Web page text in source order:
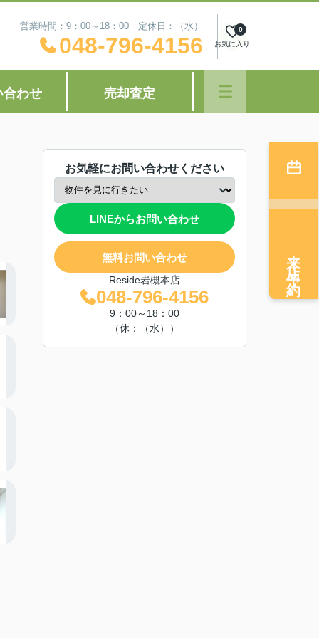
営業時間：9：00～18：00 定休日：（水）
048-796-4156 お気に入り
0
合わせ 売却査定
お気軽にお問い合わせください
LINEからお問い合わせ
無料お問い合わせ
Reside岩槻本店
048-796-4156
9：00～18：00
（休：（水））
来店予約